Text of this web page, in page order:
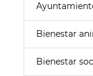
Bienestar
Bienestar